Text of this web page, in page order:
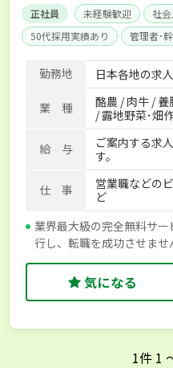
正社員 未経験歓迎 社
50代採用実績あり
管理者･
家賃補助制度あり
食事補助
賞与実績あり
年間休日100
独立支援可能
社会保険完備
寮･社宅相談可
勤務地 日本各地の求
業 種
酪農 / 肉牛 /
/ 露地野菜･畑
給 与
ご案内する求
す。
仕 事
営業職などの
ど
業界最大級の完全無料サ
行し、転職を成功させませ
気になる
1件 1